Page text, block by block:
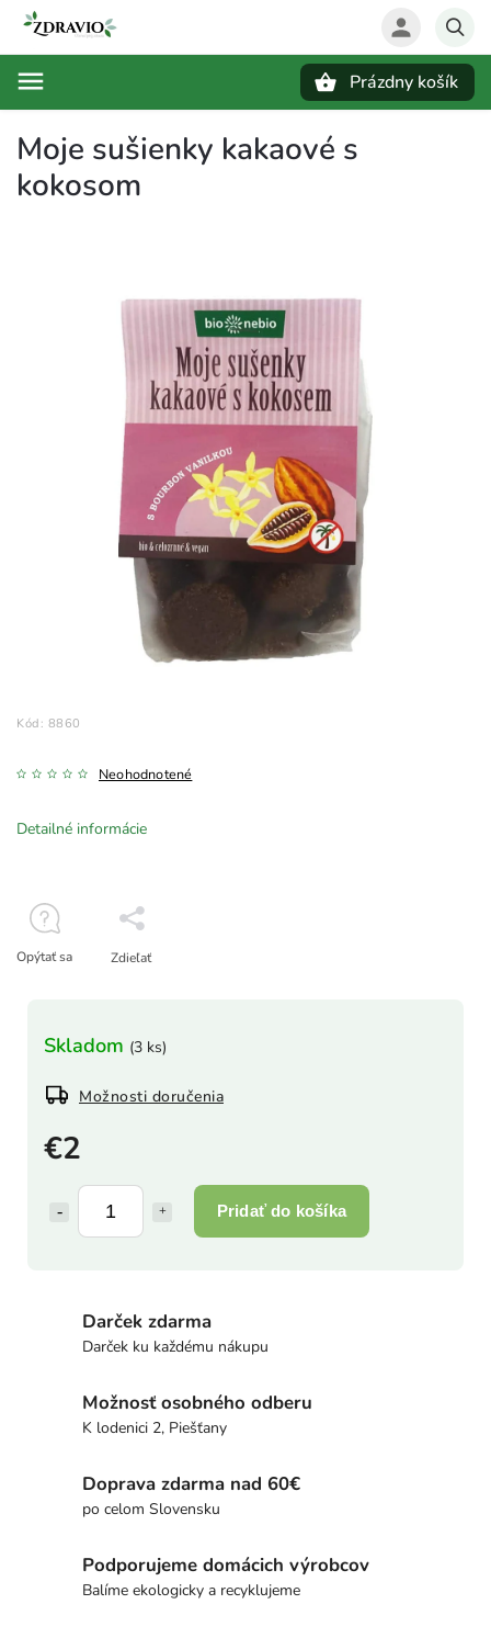
Prázdny košík
Moje sušienky kakaové s
kokosom
Kód: 8860
Neohodnotené
€2
Pridať do košíka
Skladom (3 ks)
Možnosti doručenia
Detailné informácie
Opýtať sa Zdieľať
Darček zdarma
Darček ku každému nákupu
Možnosť osobného odberu
K lodenici 2, Piešťany
Doprava zdarma nad 60€
po celom Slovensku
Podporujeme domácich výrobcov
Balíme ekologicky a recyklujeme